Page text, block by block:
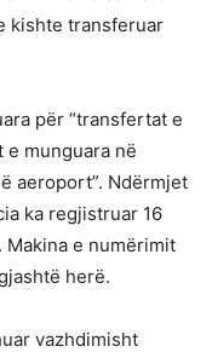
kishte transferuar
për “transfertat e
e munguara në
aeroport”. Ndërmjet
ka regjistruar 16
e numërimit
herë.
vazhdimisht